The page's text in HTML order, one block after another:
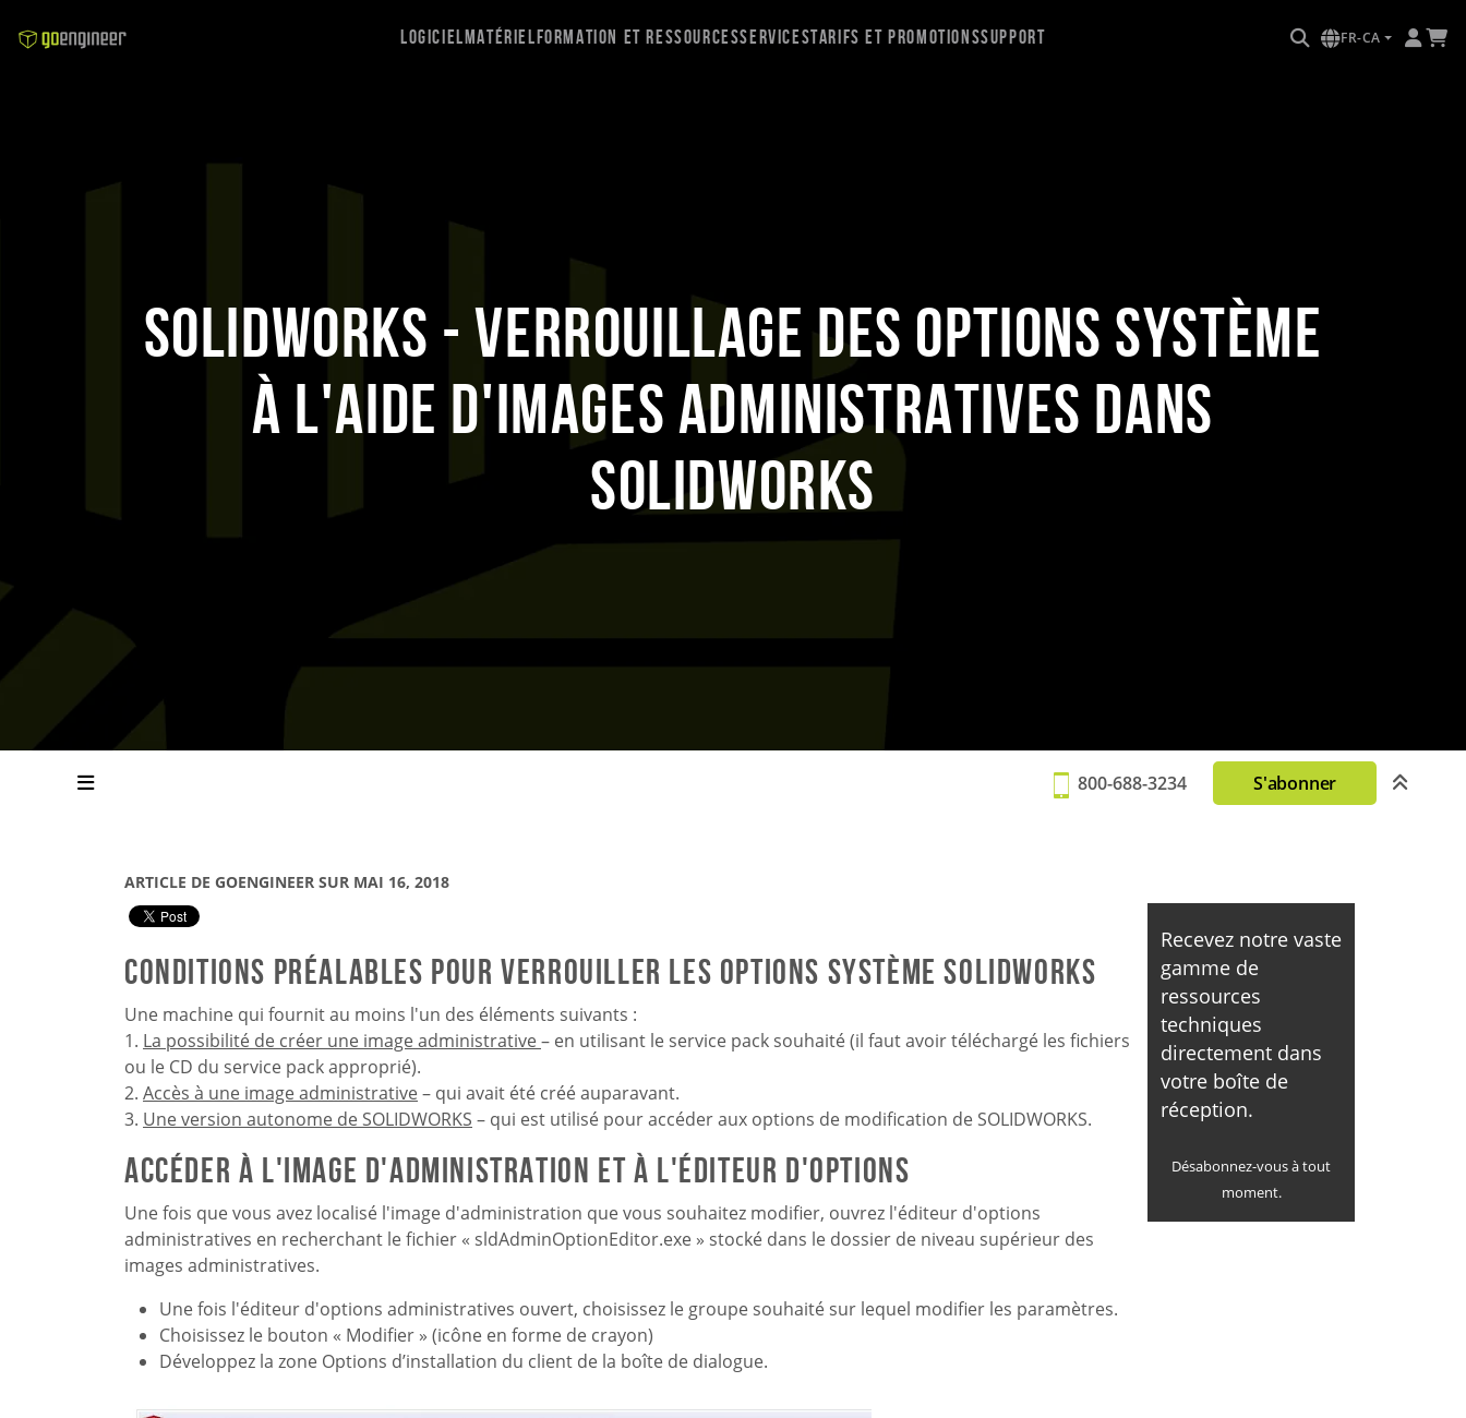
LogicielMatérielFormation et ressourcesServicesTarifs et promotionsSupport FR-CA
SOLIDWORKS - Verrouillage des options système
à l'aide d'images administratives dans
SOLIDWORKS
800-688-3234 S'abonner
ARTICLE DE GOENGINEER SUR MAI 16, 2018
Conditions préalables pour verrouiller les options système SOLIDWORKS
Une machine qui fournit au moins l'un des éléments suivants :
1. La possibilité de créer une image administrative– en utilisant le service pack souhaité (il faut avoir téléchargé les fichiers
ou le CD du service pack approprié).
2. Accès à une image administrative– qui avait été créé auparavant.
3. Une version autonome de SOLIDWORKS – qui est utilisé pour accéder aux options de modification de SOLIDWORKS.
Accéder à l'image d'administration et à l'éditeur d'options
Une fois que vous avez localisé l'image d'administration que vous souhaitez modifier, ouvrez l'éditeur d'options
administratives en recherchant le fichier « sldAdminOptionEditor.exe » stocké dans le dossier de niveau supérieur des
images administratives.
Une fois l'éditeur d'options administratives ouvert, choisissez le groupe souhaité sur lequel modifier les paramètres.
Choisissez le bouton « Modifier » (icône en forme de crayon)
Développez la zone Options d’installation du client de la boîte de dialogue.
Recevez notre vaste
gamme de
ressources
techniques
directement dans
votre boîte de
réception.
Désabonnez-vous à tout
moment.